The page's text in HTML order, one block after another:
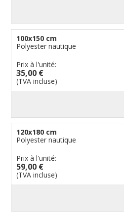
100x150 cm
Polyester nautique
Prix à l'unité:
35,00 €
(TVA incluse)
120x180 cm
Polyester nautique
Prix à l'unité:
59,00 €
(TVA incluse)